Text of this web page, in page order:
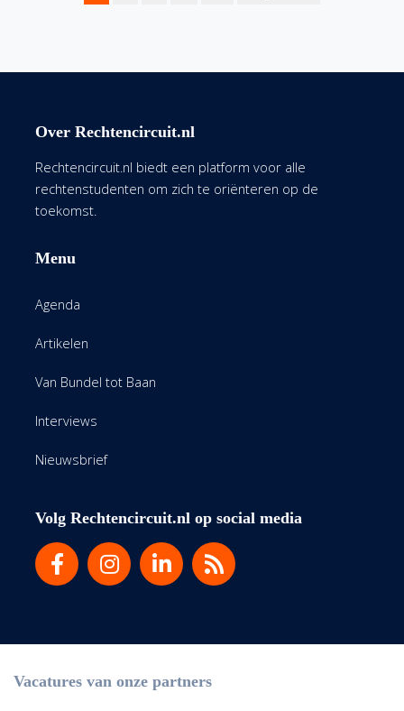
Over Rechtencircuit.nl
Rechtencircuit.nl biedt een platform voor alle
rechtenstudenten om zich te oriënteren op de
toekomst.
Menu
Agenda
Artikelen
Van Bundel tot Baan
Interviews
Nieuwsbrief
Volg Rechtencircuit.nl op social media
Vacatures van onze partners